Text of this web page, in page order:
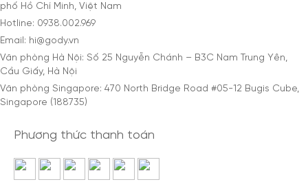
phố Hồ Chí Minh, Việt Nam
Hotline: 0938.002.969
Email: hi@gody.vn
Văn phòng Hà Nội: Số 25 Nguyễn Chánh – B3C Nam Trung Yên,
Cầu Giấy, Hà Nội
Văn phòng Singapore: 470 North Bridge Road #05-12 Bugis Cube,
Singapore (188735)
Phương thức thanh toán